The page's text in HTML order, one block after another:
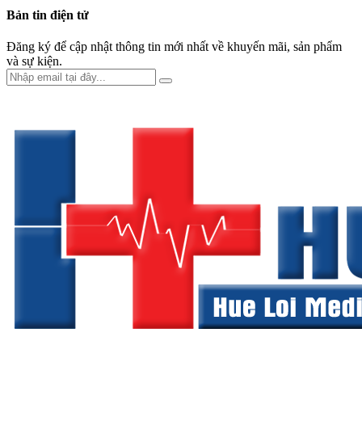
Bản tin điện tử
Đăng ký để cập nhật thông tin mới nhất về khuyến mãi, sản phẩm
và sự kiện.